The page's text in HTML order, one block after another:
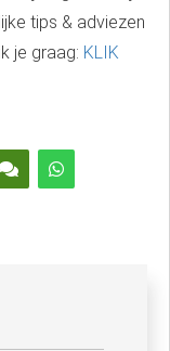
tips & adviezen
je graag: KLIK